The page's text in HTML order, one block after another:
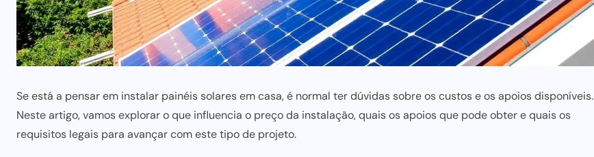
Se está a pensar em instalar painéis solares em casa, é normal ter dúvidas sobre os custos e os apoios disponíveis.
Neste artigo, vamos explorar o que influencia o preço da instalação, quais os apoios que pode obter e quais os
requisitos legais para avançar com este tipo de projeto.